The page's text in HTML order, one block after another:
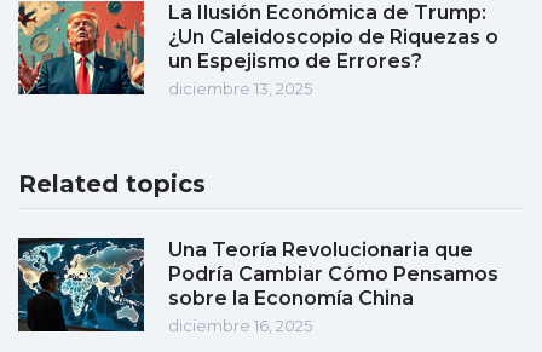
La Ilusión Económica de Trump:
¿Un Caleidoscopio de Riquezas o
un Espejismo de Errores?
diciembre 13, 2025
Related topics
Una Teoría Revolucionaria que
Podría Cambiar Cómo Pensamos
sobre la Economía China
diciembre 16, 2025